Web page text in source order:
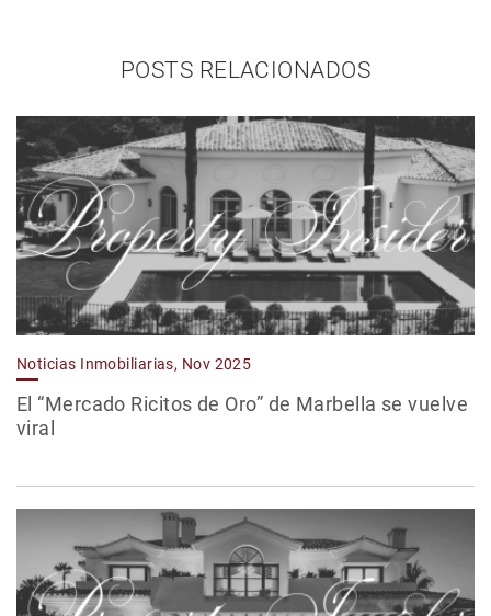
POSTS RELACIONADOS
Noticias Inmobiliarias, Nov 2025
El “Mercado Ricitos de Oro” de Marbella se vuelve
viral